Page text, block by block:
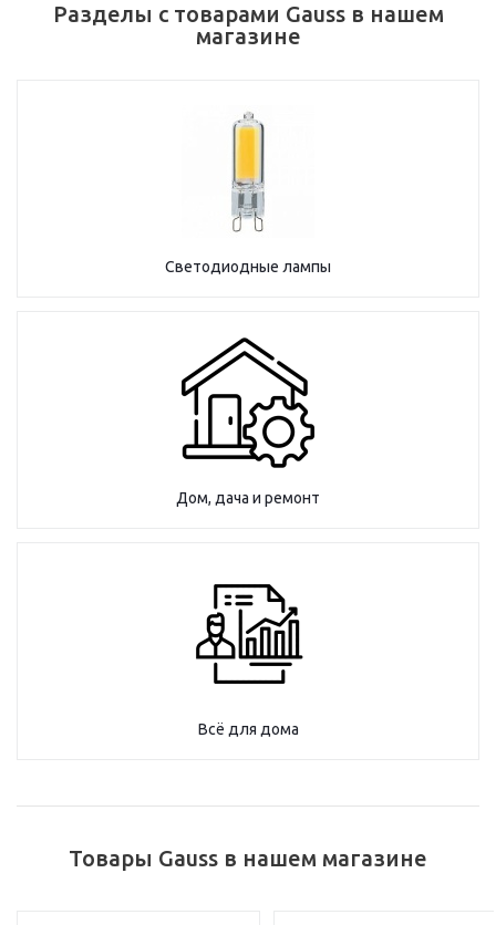
Разделы с товарами Gauss в нашем
магазине
Светодиодные лампы
Дом, дача и ремонт
Всё для дома
Товары Gauss в нашем магазине